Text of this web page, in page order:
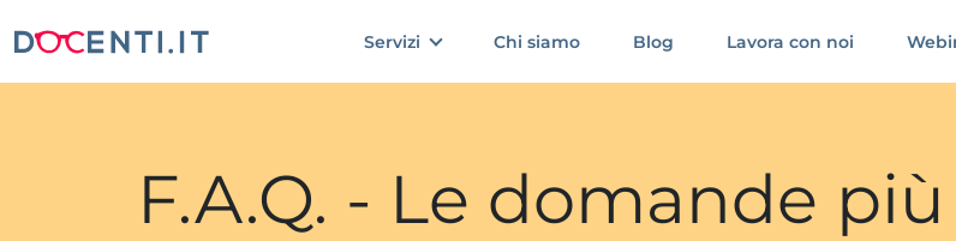
Servizi Chi siamo Blog Lavora con noi
F.A.Q. - Le domande